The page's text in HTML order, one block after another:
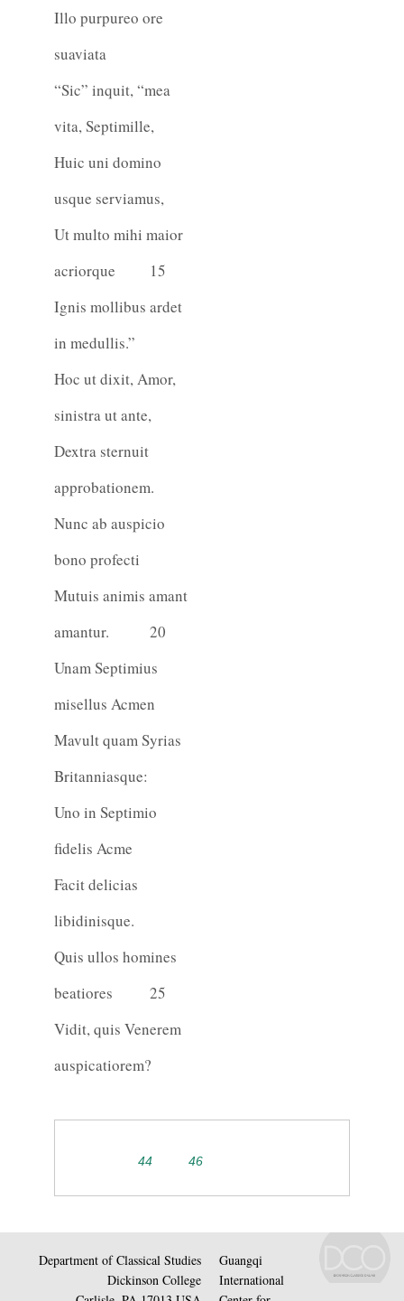
Illo purpureo ore
suaviata
“Sic” inquit, “mea
vita, Septimille,
Huic uni domino
usque serviamus,
Ut multo mihi maior
acriorque
15
Ignis mollibus ardet
in medullis.”
Hoc ut dixit, Amor,
sinistra ut ante,
Dextra sternuit
approbationem.
Nunc ab auspicio
bono profecti
Mutuis animis amant
amantur.
20
Unam Septimius
misellus Acmen
Mavult quam Syrias
Britanniasque:
Uno in Septimio
fidelis Acme
Facit delicias
libidinisque.
Quis ullos homines
beatiores
25
Vidit, quis Venerem
auspicatiorem?
44 46
Department of Classical Studies
Dickinson College
Guangqi
International